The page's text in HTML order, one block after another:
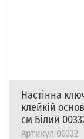
Настінна
клейкій
см Білий
Артикул 00332